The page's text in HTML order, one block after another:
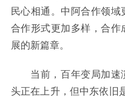
民心相通。中阿合作领域
合作形式更加多样，合
展的新篇章。
当前，百年变局加速
头正在上升，但中东依旧